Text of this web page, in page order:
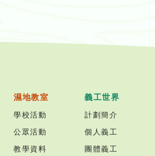
濕地教室
學校活動
公眾活動
教學資料
義工世界
計劃簡介
個人義工
團體義工